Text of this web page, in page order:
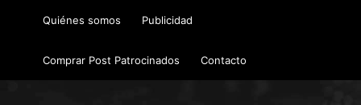
Quiénes somos Publicidad
Comprar Post Patrocinados Contacto